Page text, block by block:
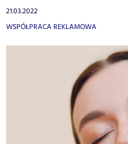
21.03.2022
WSPÓŁPRACA REKLAMOWA